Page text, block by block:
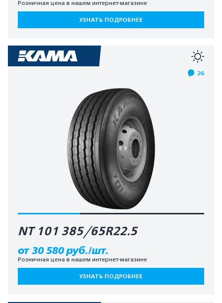
Розничная цена в нашем интернет-магазине
УЗНАТЬ ПОДРОБНЕЕ
26
NT 101 385/65R22.5
от 30 580 руб./шт.
Розничная цена в нашем интернет-магазине
УЗНАТЬ ПОДРОБНЕЕ